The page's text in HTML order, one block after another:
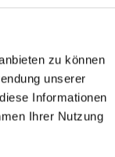
zu können
unserer
Informationen
Ihrer Nutzung